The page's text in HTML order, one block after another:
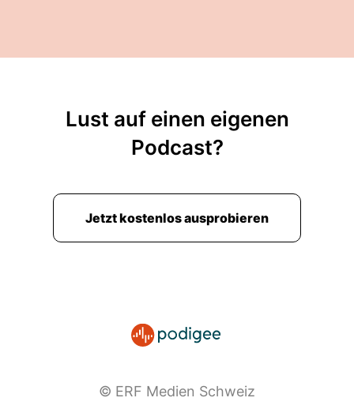
Lust auf einen eigenen
Podcast?
Jetzt kostenlos ausprobieren
© ERF Medien Schweiz